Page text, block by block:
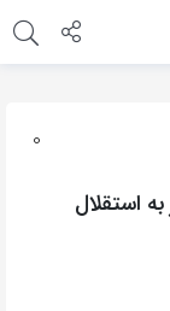
0
استقلال